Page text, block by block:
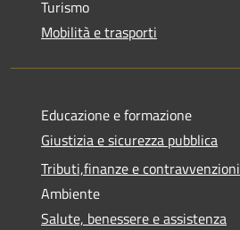
Turismo
Mobilità e trasporti
Educazione e formazione
Giustizia e sicurezza pubblica
Tributi,finanze e contravvenzioni
Ambiente
Salute, benessere e assistenza